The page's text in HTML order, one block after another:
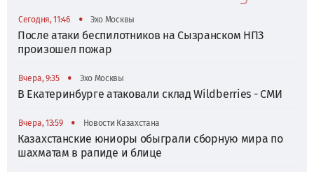
Сегодня, 11:46 • Эхо Москвы
После атаки беспилотников на Сызранском НПЗ
произошел пожар
Вчера, 9:35 • Эхо Москвы
В Екатеринбурге атаковали склад Wildberries - СМИ
Вчера, 13:59 • Новости Казахстана
Казахстанские юниоры обыграли сборную мира по
шахматам в рапиде и блице